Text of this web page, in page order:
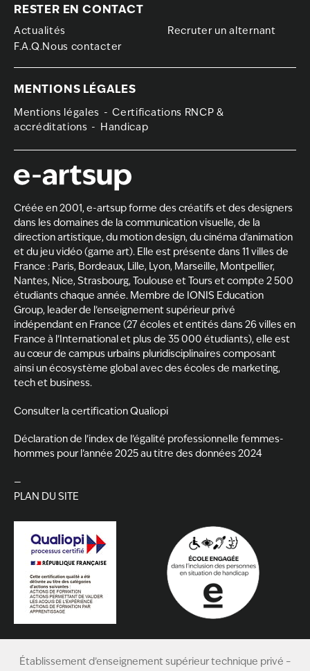
RESTER EN CONTACT
Actualités
F.A.Q.Nous contacter
Recruter un alternant
MENTIONS LÉGALES
Mentions légales
Certifications RNCP &
accréditations
Handicap
Créée en 2001, e-artsup forme des créatifs et des designers
dans les domaines de la communication visuelle, de la
direction artistique, du motion design, ducinéma d’animation
et du jeu vidéo (game art). Elle est présente dans 11 villes de
France : Paris, Bordeaux, Lille, Lyon, Marseille, Montpellier,
Nantes, Nice, Strasbourg, Toulouse etTourset compte 2 500
étudiants chaque année. Membre de IONIS Education
Group, leader de l’enseignement supérieur privé
indépendant en France (27 écoles et entités dans 26 villes en
France à l’International et plus de 35 000 étudiants), elle est
au cœur de campus urbains pluridisciplinaires composant
ainsi un écosystème global avec des écoles de marketing,
tech et business.
Consulter la certification Qualiopi
Déclaration de l’index de l’égalité professionnelle femmes-
hommes pour l’année 2025 au titre des données 2024
—
PLAN DU SITE
Établissement d’enseignement supérieur technique privé –